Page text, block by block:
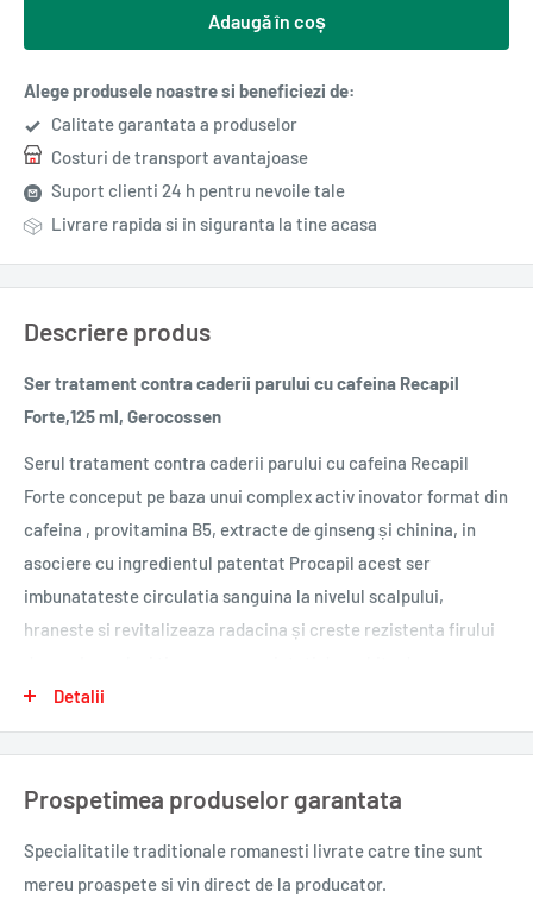
Adaugă în coș
Alege produsele noastre si beneficiezi de:
Calitate garantata a produselor
Costuri de transport avantajoase
Suport clienti 24 h pentru nevoile tale
Livrare rapida si in siguranta la tine acasa
Descriere produs
Ser tratament contra caderii parului cu cafeina Recapil
Forte,125 ml, Gerocossen
Serul tratament contra caderii parului cu cafeina Recapil
Forte conceput pe baza unui complex activ inovator format din
cafeina , provitamina B5, extracte de ginseng și chinina, in
asociere cu ingredientul patentat Procapil acest ser
imbunatateste circulatia sanguina la nivelul scalpului,
hraneste si revitalizeaza radacina și creste rezistenta firului
regenerare a foliculului pilos si de combatere a caderii
parului: previne imbatranirea foliculului, stimuleaza
metabolismul celular si mareste rezistenta firului de par. După
tratament parul este mai viguros, mai bine ancorat in scalp,
noilor fire de par. Alte informatii: Recomandat pentru: toate
tipurile de par Continut: 125 ml
Detalii
Prospetimea produselor garantata
Specialitatile traditionale romanesti livrate catre tine sunt
mereu proaspete si vin direct de la producator.